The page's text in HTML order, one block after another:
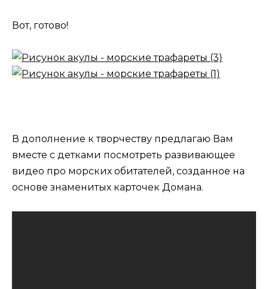
Вот, готово!
В дополнение к творчеству предлагаю Вам
вместе с детками посмотреть развивающее
видео про морских обитателей, созданное на
основе знаменитых карточек Домана.